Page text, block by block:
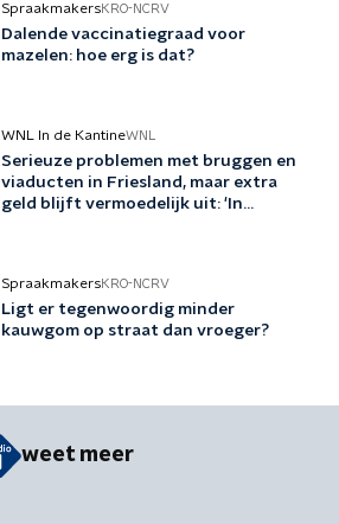
SpraakmakersKRO-NCRV
Dalende vaccinatiegraad voor
mazelen: hoe erg is dat?
WNL In de KantineWNL
Serieuze problemen met bruggen en
viaducten in Friesland, maar extra
geld blijft vermoedelijk uit: 'In
SpraakmakersKRO-NCRV
Ligt er tegenwoordig minder
kauwgom op straat dan vroeger?
weet meer